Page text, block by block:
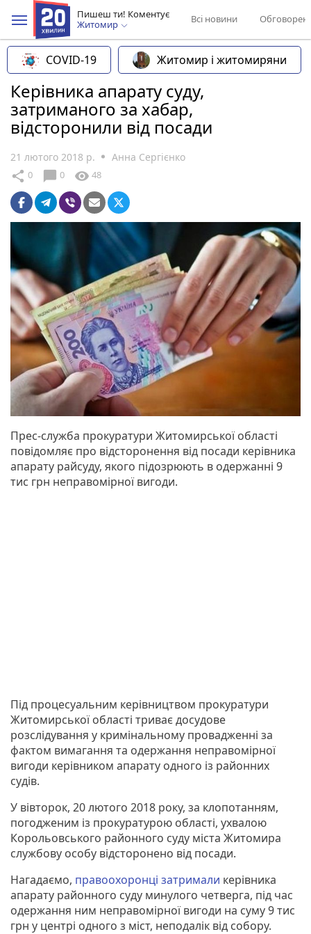
Пишеш ти! Коментує
Житомир
Всі новини
COVID-19 Житомир і житомиряни
Керівника апарату суду,
затриманого за хабар,
відсторонили від посади
21 лютого 2018 р. Анна Сергієнко
share 0 chat_bubble 0 visibility 48
Прес-служба прокуратури Житомирської області
повідомляє про відсторонення від посади керівника
апарату райсуду, якого підозрюють в одержанні 9
тис грн неправомірної вигоди.
Під процесуальним керівництвом прокуратури
Житомирської області триває досудове
розслідування у кримінальному провадженні за
фактом вимагання та одержання неправомірної
вигоди керівником апарату одного із районних
судів.
У вівторок, 20 лютого 2018 року, за клопотанням,
погодженим із прокуратурою області, ухвалою
Корольовського районного суду міста Житомира
службову особу відсторонено від посади.
Нагадаємо, правоохоронці затримали керівника
апарату районного суду минулого четверга, під час
одержання ним неправомірної вигоди на суму 9 тис
грн у центрі одного з міст, неподалік від собору.